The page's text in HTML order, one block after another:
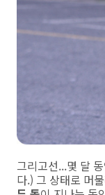
그리고선...몇 달
다.) 그 상태로 머